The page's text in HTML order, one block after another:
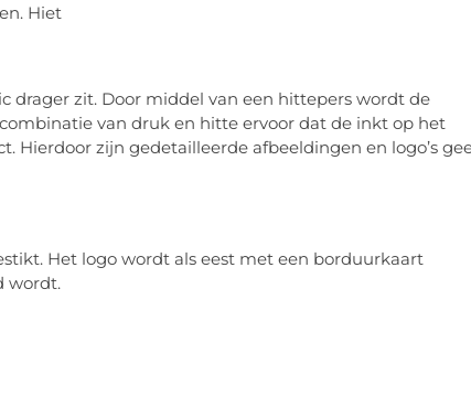
Hiet
drager zit. Door middel van een hittepers wordt de
van druk en hitte ervoor dat de inkt op het
Hierdoor zijn gedetailleerde afbeeldingen en logo’s
Het logo wordt als eest met een borduurkaart
wordt.